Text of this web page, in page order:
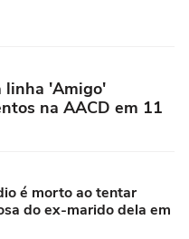
linha 'Amigo'
na AACD em 11
é morto ao tentar
do ex-marido dela em